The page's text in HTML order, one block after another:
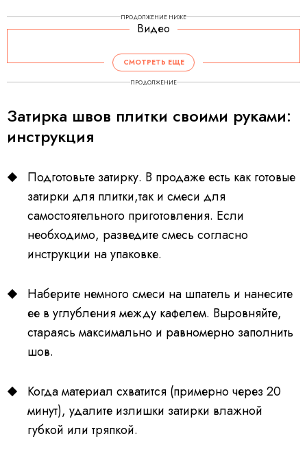
ПРОДОЛЖЕНИЕ НИЖЕ
Видео
СМОТРЕТЬ ЕЩЕ
ПРОДОЛЖЕНИЕ
Затирка швов плитки своими руками:
инструкция
Подготовьте затирку. В продаже есть как готовые
затирки для плитки,так и смеси для
самостоятельного приготовления. Если
необходимо, разведите смесь согласно
инструкции на упаковке.
Наберите немного смеси на шпатель и нанесите
ее в углубления между кафелем. Выровняйте,
стараясь максимально и равномерно заполнить
шов.
Когда материал схватится (примерно через 20
минут), удалите излишки затирки влажной
губкой или тряпкой.